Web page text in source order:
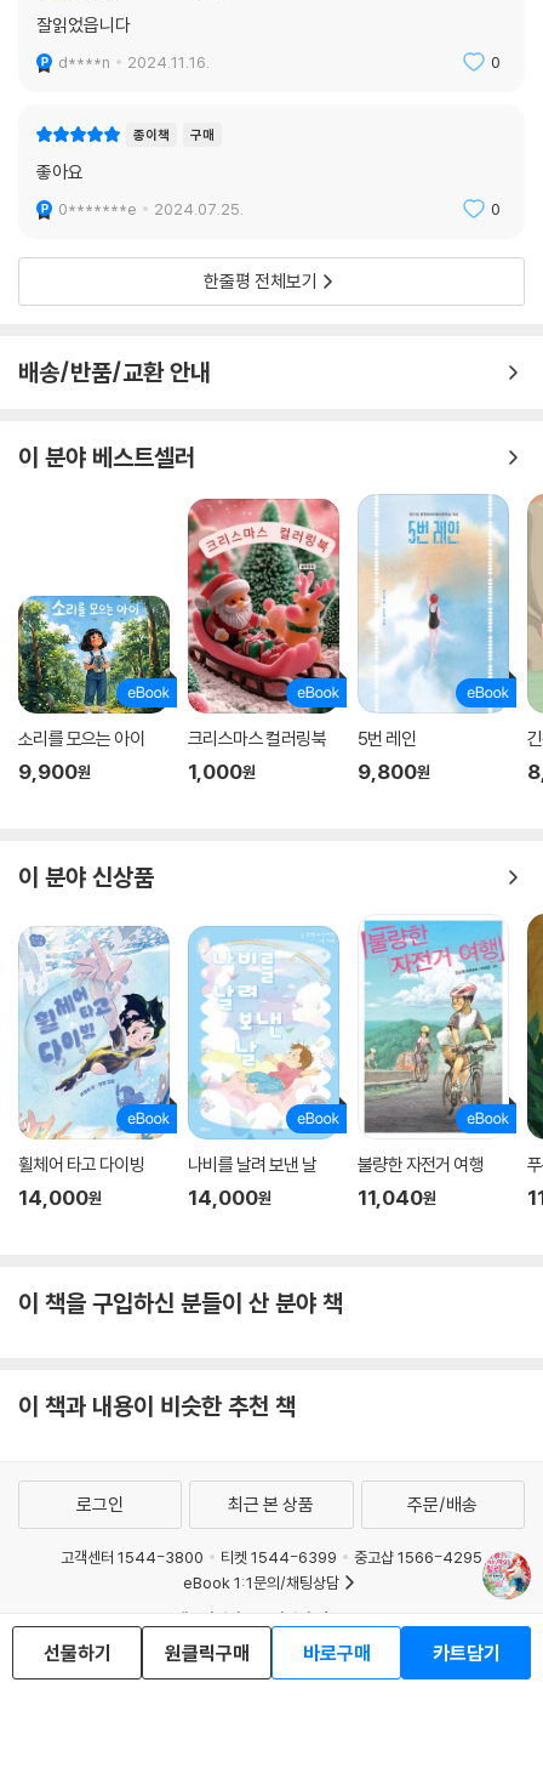
잘읽었읍니다
d****n 2024.11.16. 0
종이책 구매
좋아요
0*******e 2024.07.25. 0
한줄평 전체보기
배송/반품/교환 안내
이 분야 베스트셀러
소리를 모으는 아이
9,900원
크리스마스 컬러링북
1,000원
5번 레인
9,800원
이 분야 신상품
휠체어 타고 다이빙
14,000원
나비를 날려 보낸 날
14,000원
불량한 자전거 여행
11,040원
이 책을 구입하신 분들이 산 분야 책
이 책과 내용이 비슷한 추천 책
선물하기 원클릭구매 바로구매 카트담기
로그인 최근 본 상품 주문/배송
고객센터 1544-3800 티켓 1544-6399
중고샵 1566-4295
eBook 1:1문의/채팅상담
예스이십사(주) 사업자 정보
이용약관
개인정보처리방침
청소년보호정책
PC버전
회사소개
거래처관계자께